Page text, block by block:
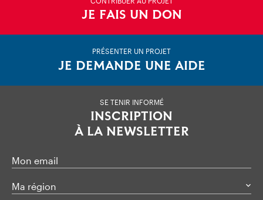
JE FAIS UN DON
PRÉSENTER UN PROJET
JE DEMANDE UNE AIDE
SE TENIR INFORMÉ
INSCRIPTION
À LA NEWSLETTER
Mon email
Ma région